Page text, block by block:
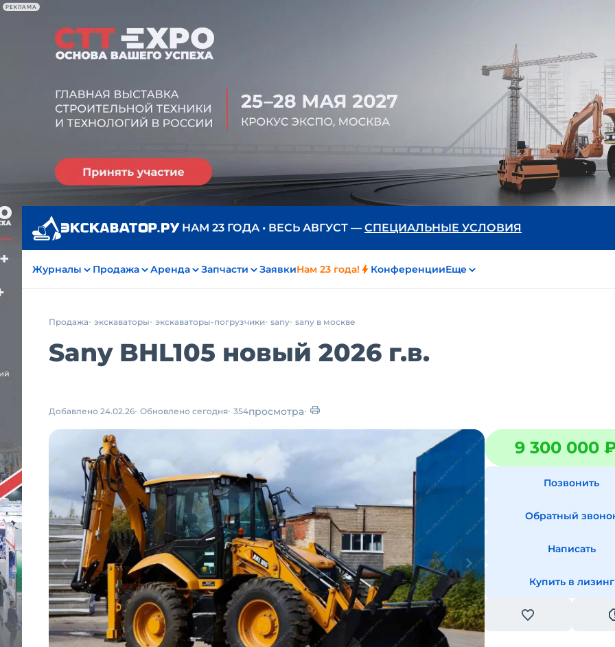
РЕКЛАМА
НАМ 23 ГОДА • ВЕСЬ АВГУСТ — СПЕЦИАЛЬНЫЕ УСЛОВИЯ
Журналы Продажа Аренда Запчасти ЗаявкиНам 23 года! КонференцииЕще
Продажа экскаваторы экскаваторы-погрузчики sany sany в москве
Sany BHL105 новый 2026 г.в.
Добавлено 24.02.26 Обновлено сегодня 354просмотра
9 300 000
Позвонить
Обратный
Написать
Купить в лизинг